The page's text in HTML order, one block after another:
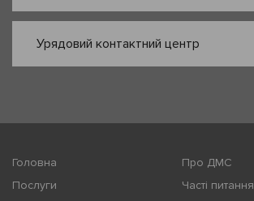
Урядовий контактний центр
Головна
Про ДМС
Послуги
Часті питання